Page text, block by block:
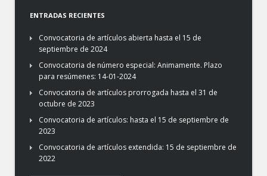
ENTRADAS RECIENTES
Convocatoria de artículos abierta hasta el 15 de
septiembre de 2024
Convocatoria de número especial: Animamente. Plazo
para resúmenes: 14-01-2024
Convocatoria de artículos prorrogada hasta el 31 de
octubre de 2023
Convocatoria de artículos: hasta el 15 de septiembre de
2023
Convocatoria de artículos extendida: 15 de septiembre de
2022